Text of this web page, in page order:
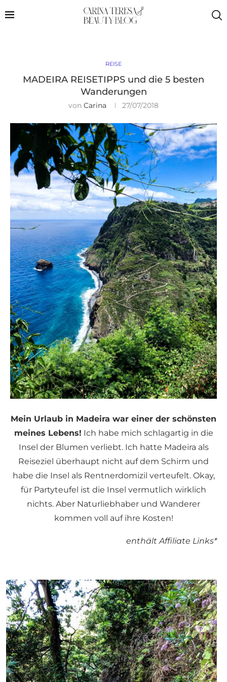
REISE
MADEIRA REISETIPPS und die 5 besten
Wanderungen
von Carina 27/07/2018
Mein Urlaub in Madeira war einer der schönsten
meines Lebens! Ich habe mich schlagartig in die
Insel der Blumen verliebt. Ich hatte Madeira als
Reiseziel überhaupt nicht auf dem Schirm und
habe die Insel als Rentnerdomizil verteufelt. Okay,
für Partyteufel ist die Insel vermutlich wirklich
nichts. Aber Naturliebhaber und Wanderer
kommen voll auf ihre Kosten!
enthält Affiliate Links*